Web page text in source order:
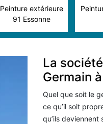
Peinture extérieure
91 Essonne
La
Germain
Quel que soit le
ce qu’il soit
qu’ils